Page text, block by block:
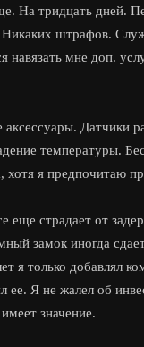
На тридцать дней.
штрафов.
навязать мне доп.
Датчики
температуры.
хотя я предпочитаю
еще страдает от
замок иногда
я только добавлял
ее. Я не жалел об
значение.